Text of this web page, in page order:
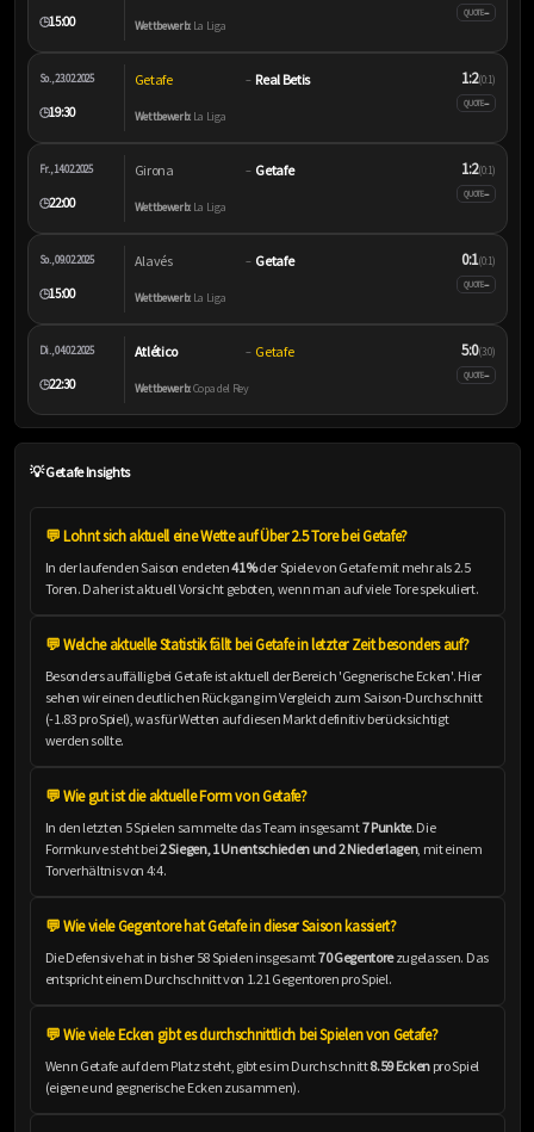
🕒15:00 Wettbewerb:La Liga
QUOTE–
So., 23.02.2025
🕒19:30
Getafe – Real Betis
Wettbewerb:La Liga
1:2(0:1)
QUOTE–
Fr., 14.02.2025
🕒22:00
Girona – Getafe
Wettbewerb:La Liga
1:2(0:1)
QUOTE–
So., 09.02.2025
🕒15:00
Alavés – Getafe
Wettbewerb:La Liga
0:1(0:1)
QUOTE–
Di., 04.02.2025
🕒22:30
Atlético – Getafe
Wettbewerb:Copa del Rey
5:0(3:0)
QUOTE–
💡 Getafe Insights
💬 Lohnt sich aktuell eine Wette auf Über 2.5 Tore bei Getafe?
In der laufenden Saison endeten41%der Spiele von Getafe mit mehr als 2.5
Toren. Daher ist aktuell Vorsicht geboten, wenn man auf viele Tore spekuliert.
💬 Welche aktuelle Statistik fällt bei Getafe in letzter Zeit besonders auf?
Besonders auffällig bei Getafe ist aktuell der Bereich 'Gegnerische Ecken'. Hier
sehen wir einen deutlichen Rückgang im Vergleich zum Saison-Durchschnitt
(-1.83 pro Spiel), was für Wetten auf diesen Markt definitiv berücksichtigt
werden sollte.
💬 Wie gut ist die aktuelle Form von Getafe?
In den letzten 5 Spielen sammelte das Team insgesamt7 Punkte. Die
Formkurve steht bei2 Siegen, 1 Unentschieden und 2 Niederlagen, mit einem
Torverhältnis von 4:4.
💬 Wie viele Gegentore hat Getafe in dieser Saison kassiert?
Die Defensive hat in bisher 58 Spielen insgesamt70 Gegentorezugelassen. Das
entspricht einem Durchschnitt von 1.21 Gegentoren pro Spiel.
💬 Wie viele Ecken gibt es durchschnittlich bei Spielen von Getafe?
Wenn Getafe auf dem Platz steht, gibt es im Durchschnitt8.59 Ecken pro Spiel
(eigene und gegnerische Ecken zusammen).